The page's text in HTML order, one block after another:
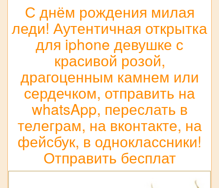
С днём рождения милая
леди! Аутентичная открытка
для iphone девушке с
красивой розой,
драгоценным камнем или
сердечком, отправить на
whatsApp, переслать в
телеграм, на вконтакте, на
фейсбук, в одноклассники!
Отправить бесплат